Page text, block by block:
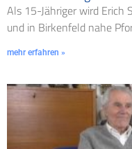
Als 15-Jähriger wird Erich
und in Birkenfeld nahe
mehr erfahren »